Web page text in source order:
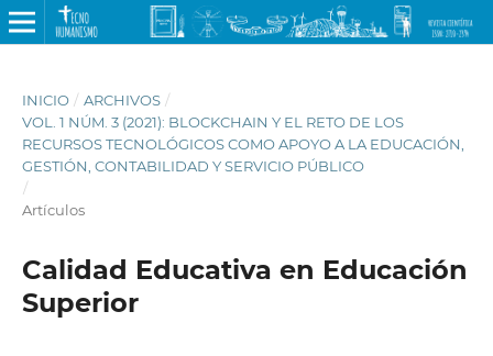
INICIO / ARCHIVOS /
VOL. 1 NÚM. 3 (2021): BLOCKCHAIN Y EL RETO DE LOS
RECURSOS TECNOLÓGICOS COMO APOYO A LA EDUCACIÓN,
GESTIÓN, CONTABILIDAD Y SERVICIO PÚBLICO
/
Artículos
Calidad Educativa en Educación
Superior